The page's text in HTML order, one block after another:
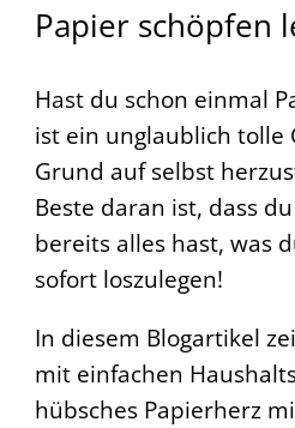
Papier schöpfen
Hast du schon einmal
ist ein unglaublich tolle
Grund auf selbst
Beste daran ist, dass
bereits alles hast, was
sofort loszulegen!
In diesem Blogartikel
mit einfachen
hübsches Papierherz